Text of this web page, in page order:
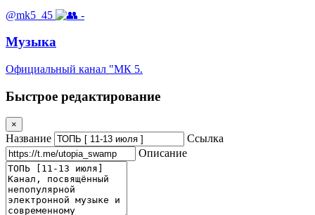
@mk5_45 -
Музыка
Официальный канал "МК 5.
Быстрое редактирование
×
Название
Ссылка
Описание